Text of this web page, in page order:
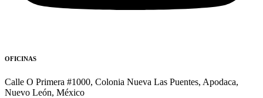
OFICINAS
Calle O Primera #1000, Colonia Nueva Las Puentes, Apodaca,
Nuevo León, México